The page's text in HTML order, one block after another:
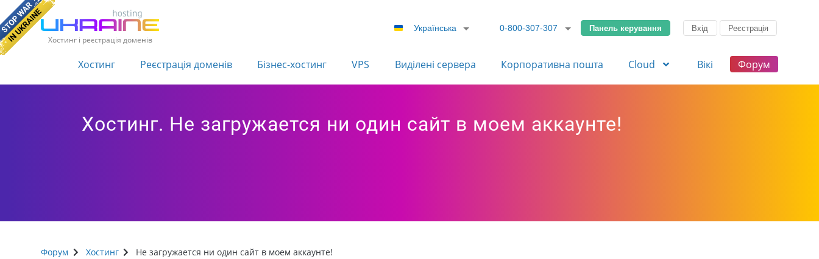
Хостинг і реєстрація доменів
Українська 0-800-307-307 Панель керування Вхід Реєстрація
Хостинг Реєстрація доменів Бізнес-хостинг VPS Виділені сервера Корпоративна пошта Cloud Вікі Форум
Хостинг. Не загружается ни один сайт в моем аккаунте!
Форум Хостинг Не загружается ни один сайт в моем аккаунте!